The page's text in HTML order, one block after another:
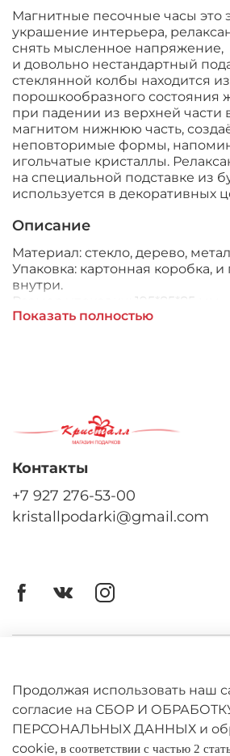
Магнитные песочные часы это
украшение интерьера,
снять мысленное напряжение,
и довольно нестандартный
стеклянной колбы находится
порошкообразного состояния
при падении из верхней части
магнитом нижнюю часть,
неповторимые формы,
игольчатые кристаллы.
на специальной подставке из
используется в декоративных
Описание
Материал: стекло, дерево,
Упаковка: картонная коробка, и
внутри.
Размер упаковки: 195*85*85 мм.
Размер колбы: 140*62*62 мм.
Показать полностью
Оферта
Политика
Контакты
+7 927 276-53-00
kristallpodarki@gmail.com
Продолжая использовать наш
согласие на СБОР И
ПЕРСОНАЛЬНЫХ ДАННЫХ и
cookie, в соответствии с частью 2